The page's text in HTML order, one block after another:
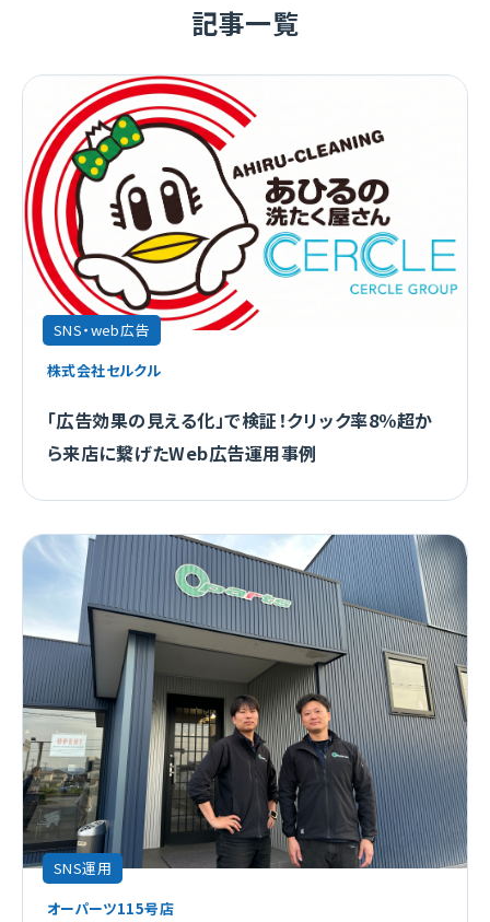
記事一覧
SNS・web広告
株式会社セルクル
「広告効果の見える化」で検証！クリック率8％超か
ら来店に繋げたWeb広告運用事例
SNS運用
オーパーツ115号店